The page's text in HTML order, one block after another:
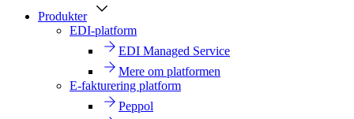
Produkter
EDI-platform
EDI Managed Service
Mere om platformen
E-fakturering platform
Peppol